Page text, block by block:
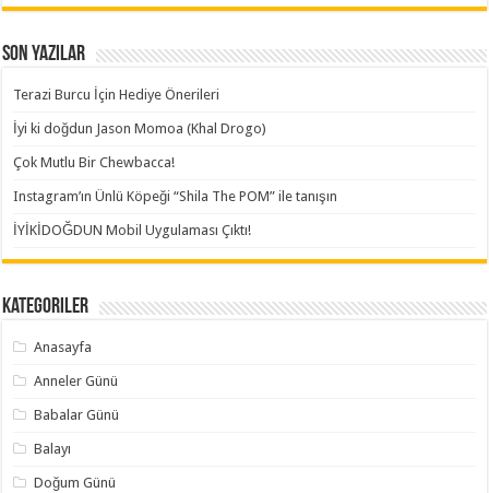
Son Yazılar
Terazi Burcu İçin Hediye Önerileri
İyi ki doğdun Jason Momoa (Khal Drogo)
Çok Mutlu Bir Chewbacca!
Instagram’ın Ünlü Köpeği “Shila The POM” ile tanışın
İYİKİDOĞDUN Mobil Uygulaması Çıktı!
Kategoriler
Anasayfa
Anneler Günü
Babalar Günü
Balayı
Doğum Günü